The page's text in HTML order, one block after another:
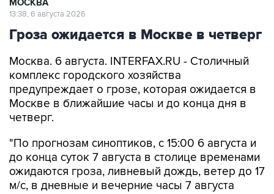
МОСКВА
13:38, 6 августа 2026
Гроза ожидается в Москве в четверг
Москва. 6 августа. INTERFAX.RU - Столичный
комплекс городского хозяйства
предупреждает о грозе, которая ожидается в
Москве в ближайшие часы и до конца дня в
четверг.
"По прогнозам синоптиков, с 15:00 6 августа и
до конца суток 7 августа в столице временами
ожидаются гроза, ливневый дождь, ветер до 17
м/с, в дневные и вечерние часы 7 августа